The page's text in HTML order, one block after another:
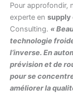
Pour approfondir,
experte en supply
Consulting. «
technologie
l’inverse. En
prévision et de
pour se
améliorer la